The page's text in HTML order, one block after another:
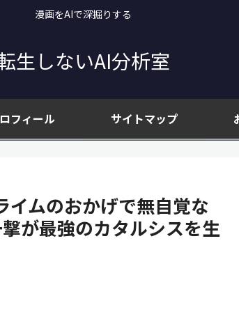
漫画をAIで深掘りする
生しないAI分析室
フィール サイトマップ
イムのおかげで無自覚な
が最強のカタルシスを生